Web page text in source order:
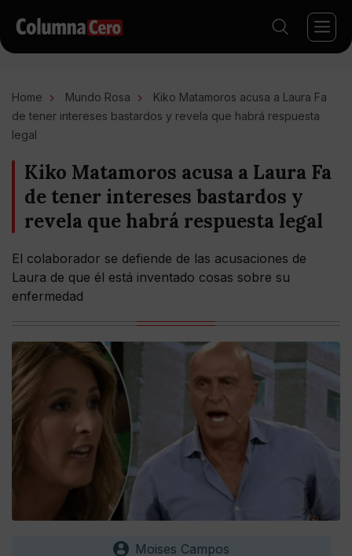
Home Mundo Rosa
Kiko Matamoros acusa a Laura Fa
de tener intereses bastardos y revela que habrá respuesta
legal
Kiko Matamoros acusa a Laura Fa
de tener intereses bastardos y
revela que habrá respuesta legal
El colaborador se defiende de las acusaciones de
Laura de que él está inventado cosas sobre su
enfermedad
Moises Campos